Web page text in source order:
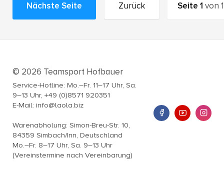
Nächste Seite Zurück Seite1 von1
© 2026 Teamsport Hofbauer
Service-Hotline: Mo.–Fr. 11–17 Uhr, Sa.
9–13 Uhr, +49 (0)8571 920351
E-Mail: info@laola.biz
Warenabholung: Simon-Breu-Str. 10,
84359 Simbach/Inn, Deutschland
Mo.–Fr. 8–17 Uhr, Sa. 9–13 Uhr
(Vereinstermine nach Vereinbarung)